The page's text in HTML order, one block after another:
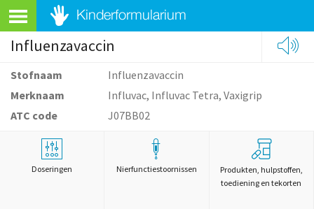
Influenzavaccin
Stofnaam
Influenzavaccin
Merknaam
Influvac, Influvac Tetra, Vaxigrip
ATC code
J07BB02
Doseringen Nierfunctiestoornissen
Produkten, hulpstoffen,
toediening en tekorten